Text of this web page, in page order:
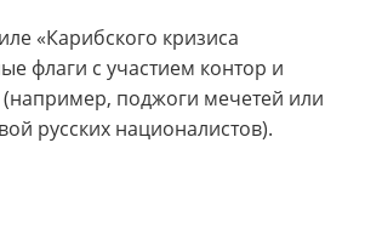
«Карибского кризиса
флаги с участием контор и
(например, поджоги мечетей или
русских националистов).